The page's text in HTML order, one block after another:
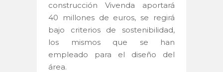
construcción Vivenda aportará
40 millones de euros, se regirá
bajo criterios de sostenibilidad,
los mismos que se han
empleado para el diseño del
área.